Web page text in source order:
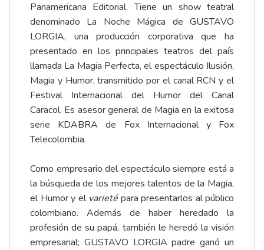
Panamericana Editorial. Tiene un show teatral
denominado La Noche Mágica de GUSTAVO
LORGIA, una producción corporativa que ha
presentado en los principales teatros del país
llamada La Magia Perfecta, el espectáculo Ilusión,
Magia y Humor, transmitido por el canal RCN y el
Festival Internacional del Humor del Canal
Caracol. Es asesor general de Magia en la exitosa
serie KDABRA de Fox Internacional y Fox
Telecolombia.
Como empresario del espectáculo siempre está a
la búsqueda de los mejores talentos de la Magia,
el Humor y el varietépara presentarlos al público
colombiano. Además de haber heredado la
profesión de su papá, también le heredó la visión
empresarial; GUSTAVO LORGIA padre ganó un